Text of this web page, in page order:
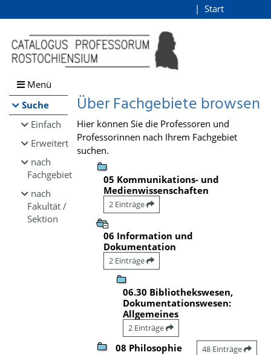
Browsen
direkt zum Inhalt
Start
Menü
Suche
Einfach
Erweitert
nach
Fachgebiet
nach
Fakultät /
Sektion
Über Fachgebiete browsen
Hier können Sie die Professoren und
Professorinnen nach Ihrem Fachgebiet
suchen.
05 Kommunikations- und
Medienwissenschaften
2 Einträge
06 Information und
Dokumentation
2 Einträge
06.30 Bibliothekswesen,
Dokumentationswesen:
Allgemeines
2 Einträge
08 Philosophie 48 Einträge